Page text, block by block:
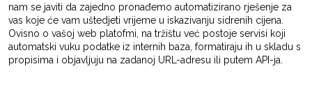
nam se javiti da zajedno pronađemo automatizirano rješenje za
vas koje će vam uštedjeti vrijeme u iskazivanju sidrenih cijena.
Ovisno o vašoj web platofmi, na tržištu već postoje servisi koji
automatski vuku podatke iz internih baza, formatiraju ih u skladu s
propisima i objavljuju na zadanoj URL-adresu ili putem API-ja.